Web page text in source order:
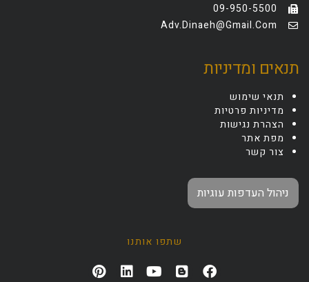
09-950-5500
Adv.dinaeh@gmail.com
תנאים ומדיניות
תנאי שימוש
מדיניות פרטיות
הצהרת נגישות
מפת אתר
צור קשר
ניהול העדפות עוגיות
שתפו אותנו